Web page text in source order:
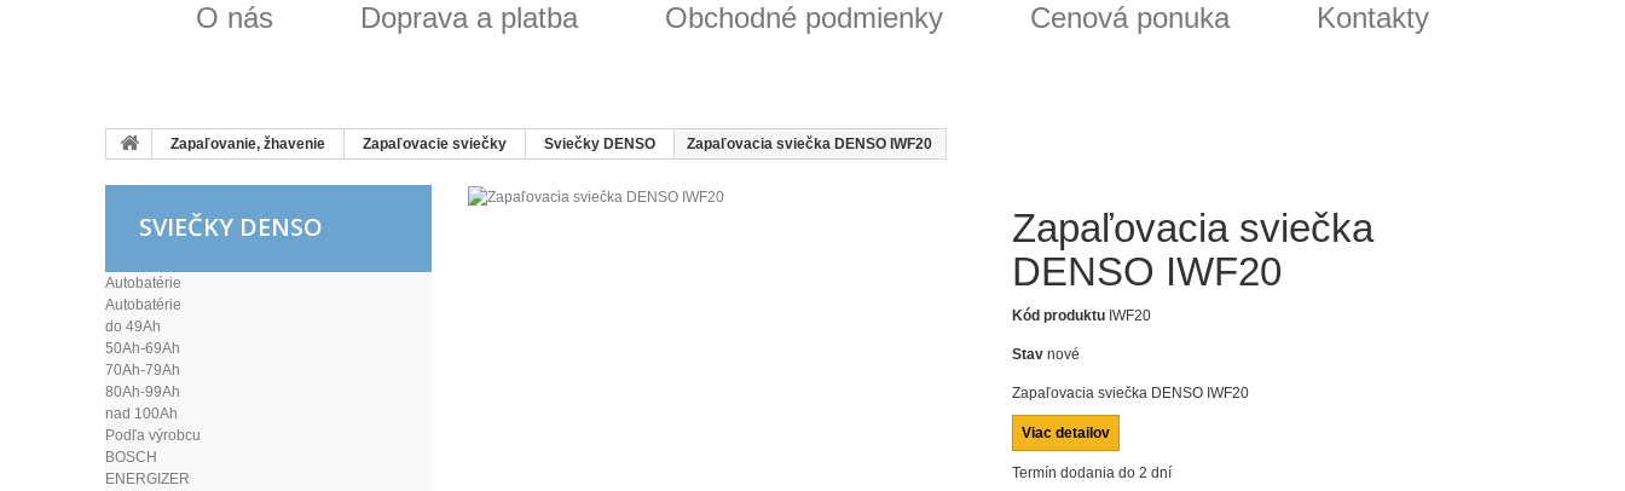
O nás Doprava a platba Obchodné podmienky Cenová ponuka Kontakty
Zapaľovanie, žhavenie Zapaľovacie sviečky Sviečky DENSO Zapaľovacia sviečka DENSO IWF20
SVIEČKY DENSO
Autobatérie
Autobatérie
do 49Ah
50Ah-69Ah
70Ah-79Ah
80Ah-99Ah
nad 100Ah
Podľa výrobcu
BOSCH
ENERGIZER
Zapaľovacia sviečka
DENSO IWF20
Kód produktu IWF20
Stav nové
Zapaľovacia sviečka DENSO IWF20
Viac detailov
Termín dodania do 2 dní